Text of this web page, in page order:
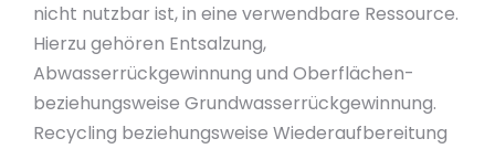
nicht nutzbar ist, in eine verwendbare Ressource.
Hierzu gehören Entsalzung,
Abwasserrückgewinnung und Oberflächen-
beziehungsweise Grundwasserrückgewinnung.
Recycling beziehungsweise Wiederaufbereitung